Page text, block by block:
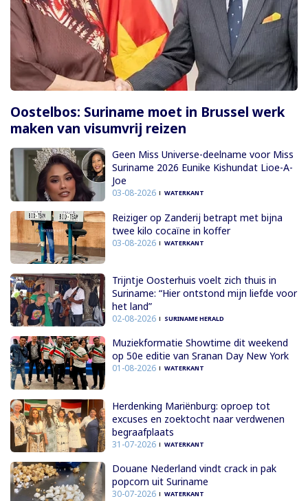
Oostelbos: Suriname moet in Brussel werk
maken van visumvrij reizen
Geen Miss Universe-deelname voor Miss
Suriname 2026 Eunike Kishundat Lioe-A-
Joe
03-08-2026 WATERKANT
Reiziger op Zanderij betrapt met bijna
twee kilo cocaïne in koffer
03-08-2026 WATERKANT
Trijntje Oosterhuis voelt zich thuis in
Suriname: “Hier ontstond mijn liefde voor
het land”
02-08-2026 SURINAME HERALD
Muziekformatie Showtime dit weekend
op 50e editie van Sranan Day New York
01-08-2026 WATERKANT
Herdenking Mariënburg: oproep tot
excuses en zoektocht naar verdwenen
begraafplaats
31-07-2026 WATERKANT
Douane Nederland vindt crack in pak
popcorn uit Suriname
30-07-2026 WATERKANT